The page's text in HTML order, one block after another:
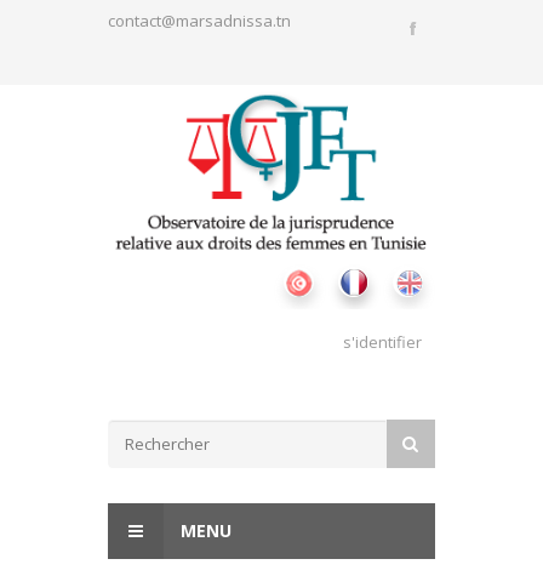
Aller au contenu principalcontact@marsadnissa.tn
s'identifier
Formulaire de recherche
MENU